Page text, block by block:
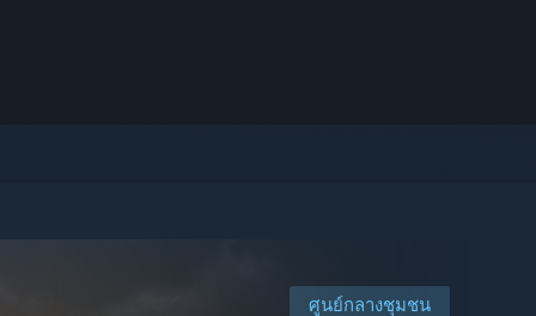
ศูนย์กลางชุมชน